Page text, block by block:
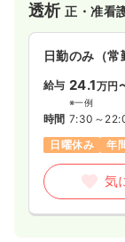
透析正・准看
日勤のみ（常
給与 24.1万円
※一例
時間 7:30～
日曜休み
年
気